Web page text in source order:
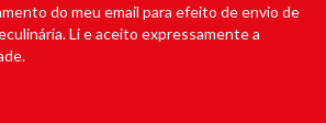
do meu email para efeito de envio de
Li e aceito expressamente a